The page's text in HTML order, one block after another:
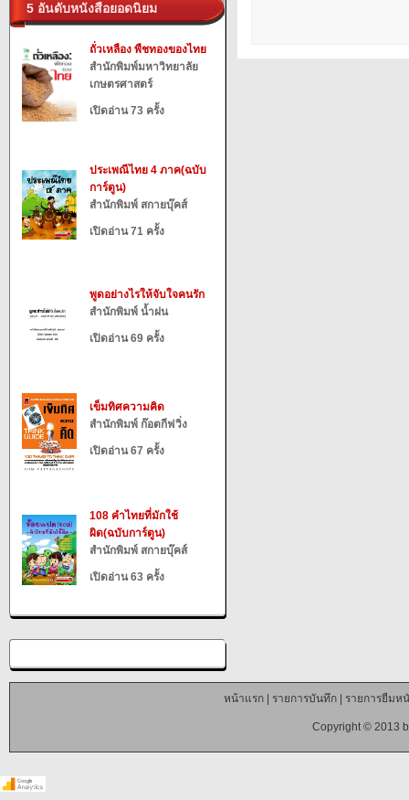
5 อันดับหนังสือยอดนิยม
ถั่วเหลือง พืชทองของไทย
สำนักพิมพ์มหาวิทยาลัย
เกษตรศาสตร์
เปิดอ่าน 73 ครั้ง
ประเพณีไทย 4 ภาค(ฉบับ
การ์ตูน)
สำนักพิมพ์ สกายบุ๊คส์
เปิดอ่าน 71 ครั้ง
พูดอย่างไรให้จับใจคนรัก
สำนักพิมพ์ น้ำฝน
เปิดอ่าน 69 ครั้ง
เข็มทิศความคิด
สำนักพิมพ์ ก๊อตกีฟวิ่ง
เปิดอ่าน 67 ครั้ง
108 คำไทยที่มักใช้
ผิด(ฉบับการ์ตูน)
สำนักพิมพ์ สกายบุ๊คส์
เปิดอ่าน 63 ครั้ง
หน้าแรก| รายการบันทึก| รายการยืมห
Copyright © 2013